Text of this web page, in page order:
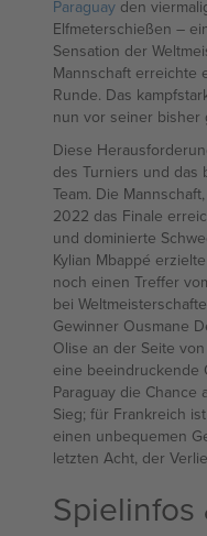
Paraguay den
Elfmeterschießen –
Sensation der
Mannschaft erreichte
Runde. Das
nun vor seiner bisher
Diese
des Turniers und das
Team. Die
2022 das Finale
und dominierte
Kylian Mbappé
noch einen Treffer
bei
Gewinner Ousmane
Olise an der Seite
eine beeindruckende
Paraguay die
Sieg; für Frankreich
einen unbequemen
letzten Acht, der
Spielinfos